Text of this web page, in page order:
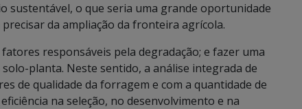
sustentável, o que seria uma grande oportunidade
da ampliação da fronteira agrícola.
responsáveis pela degradação; e fazer uma
planta. Neste sentido, a análise integrada de
de qualidade da forragem e com a quantidade de
na seleção, no desenvolvimento e na